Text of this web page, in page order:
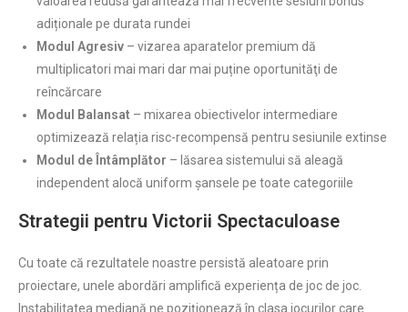
adiționale pe durata rundei
Modul Agresiv – vizarea aparatelor premium dă
multiplicatori mai mari dar mai puține oportunităţi de
reîncărcare
Modul Balansat – mixarea obiectivelor intermediare
optimizează relația risc-recompensă pentru sesiunile extinse
Modul de Întâmplător – lăsarea sistemului să aleagă
independent alocă uniform șansele pe toate categoriile
Strategii pentru Victorii Spectaculoase
Cu toate că rezultatele noastre persistă aleatoare prin
proiectare, unele abordări amplifică experiența de joc de joc.
Instabilitatea mediană ne poziționează în clasa jocurilor care